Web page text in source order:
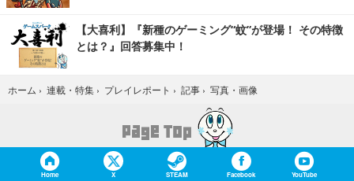
【大喜利】『新種のゲーミング“蚊”が登場！ その特徴
とは？』回答募集中！
ホーム › 連載・特集 › プレイレポート › 記事 › 写真・画像
Home X STEAM Facebook YouTube